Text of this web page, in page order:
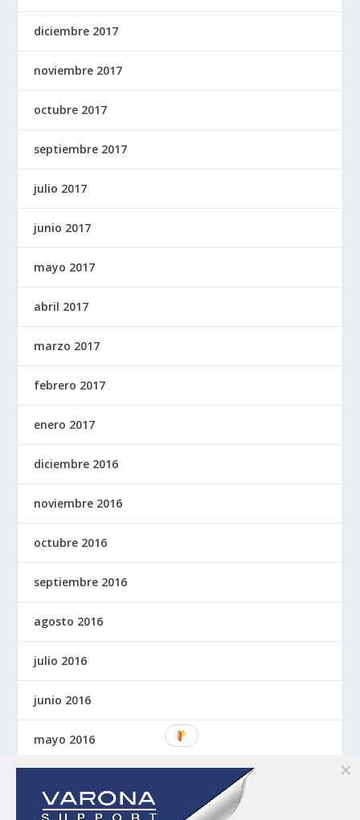
diciembre 2017
noviembre 2017
octubre 2017
septiembre 2017
julio 2017
junio 2017
mayo 2017
abril 2017
marzo 2017
febrero 2017
enero 2017
diciembre 2016
noviembre 2016
octubre 2016
septiembre 2016
agosto 2016
julio 2016
junio 2016
mayo 2016